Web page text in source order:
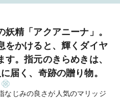
精「アクアニーナ」。
をかけると、輝くダイヤ
。指元のきらめきは、
届く、奇跡の贈り物。
なじみの良さが人気のマリッジ